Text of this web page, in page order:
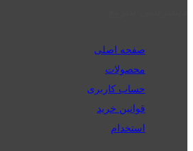
صفحه اصلی
محصولات
حساب کاربری
قوانین خرید
استخدام